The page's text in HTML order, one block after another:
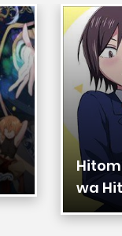
wa